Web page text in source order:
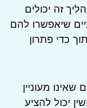
זה יכולים
שיאפשרו להם
כדי פתרון
מעוניין
יכול להציע